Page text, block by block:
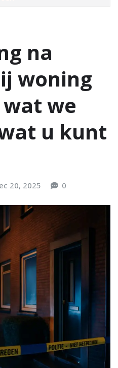
na
woning
wat we
u kunt
20, 2025 0